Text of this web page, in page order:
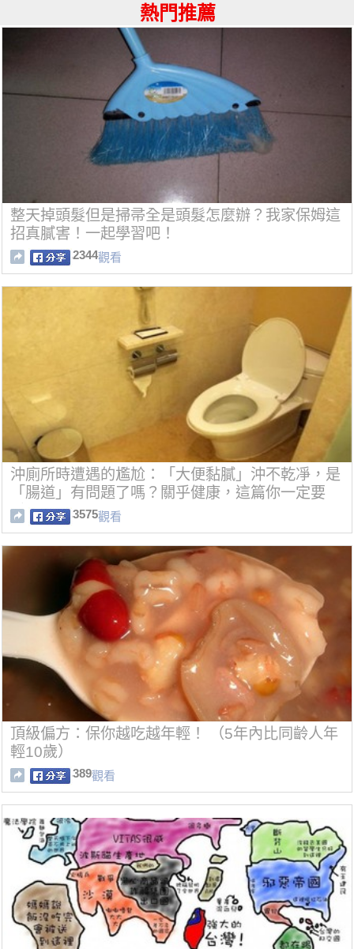
熱門推薦
整天掉頭髮但是掃帚全是頭髮怎麼辦？我家保姆這
招真膩害！一起學習吧！
2344觀看
沖廁所時遭遇的尷尬：「大便黏膩」沖不乾凈，是
「腸道」有問題了嗎？關乎健康，這篇你一定要
看！！
3575觀看
頂級偏方：保你越吃越年輕！ （5年內比同齡人年
輕10歲）
389觀看